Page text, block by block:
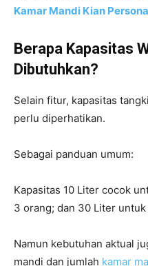
Kamar Mandi Kian
Berapa Kapasitas
Dibutuhkan?
Selain fitur, kapasitas
perlu diperhatikan.
Sebagai panduan umum:
Kapasitas 10 Liter cocok
3 orang; dan 30 Liter
Namun kebutuhan aktual
mandi dan jumlah kamar